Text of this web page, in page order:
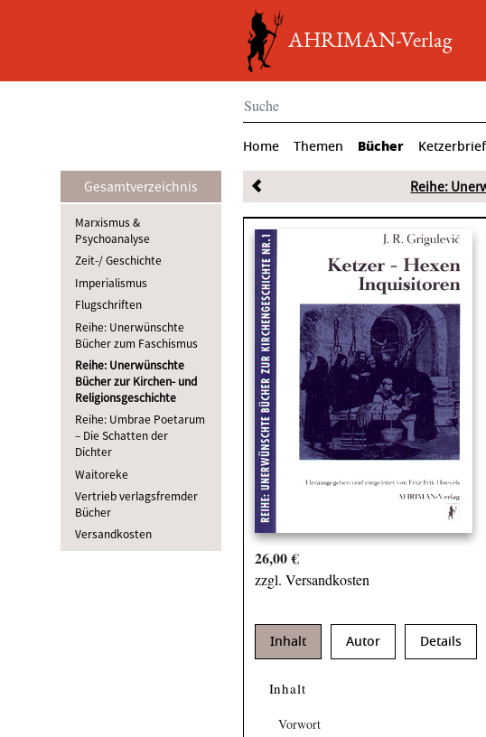
AHRIMAN-Verlag
Home Themen Bücher
Gesamtverzeichnis
Marxismus &
Psychoanalyse
Zeit-/ Geschichte
Imperialismus
Flugschriften
Reihe: Unerwünschte
Bücher zum Faschismus
Reihe: Unerwünschte
Bücher zur Kirchen- und
Religionsgeschichte
Reihe: Umbrae Poetarum
– Die Schatten der
Dichter
Waitoreke
Vertrieb verlagsfremder
Bücher
Versandkosten
Reihe:
26,00 €
zzgl. Versandkosten
Inhalt Autor Details
Inhalt
Vorwort